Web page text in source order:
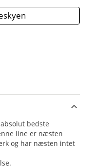
bedste
line er næsten
og har næsten intet